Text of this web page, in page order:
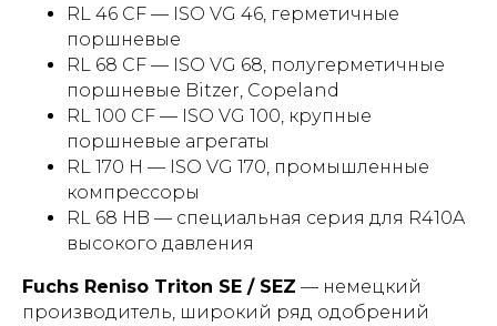
RL 46 CF — ISO VG 46, герметичные
поршневые
RL 68 CF — ISO VG 68, полугерметичные
поршневые Bitzer, Copeland
RL 100 CF — ISO VG 100, крупные
поршневые агрегаты
RL 170 H — ISO VG 170, промышленные
компрессоры
RL 68 HB — специальная серия для R410A
высокого давления
Fuchs Reniso Triton SE / SEZ — немецкий
производитель, широкий ряд одобрений